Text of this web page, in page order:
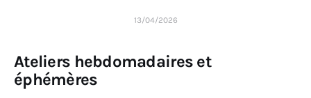
13/04/2026
Ateliers hebdomadaires et
éphémères